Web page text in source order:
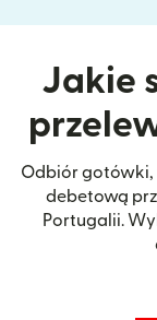
Jakie
Odbiór gotówki,
debetową
Portugalii.